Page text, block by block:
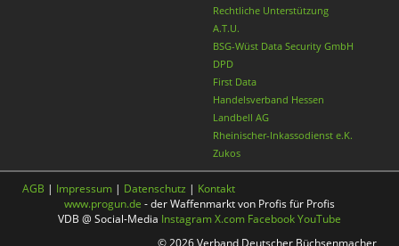
Rechtliche Unterstützung
A.T.U.
BSG-Wüst Data Security GmbH
DPD
First Data
Handelsverband Hessen
Landbell AG
Rheinischer-Inkassodienst e.K.
Zukos
AGB | Impressum | Datenschutz | Kontakt
www.progun.de - der Waffenmarkt von Profis für Profis
VDB @ Social-Media InstagramX.com FacebookYouTube
© 2026 Verband Deutscher Büchsenmacher